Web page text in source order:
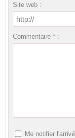
Site web :
Commentaire * :
Me notifier